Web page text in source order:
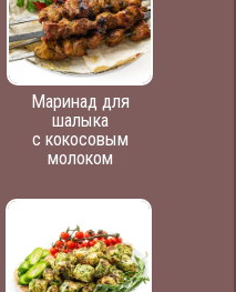
Маринад для
шалыка
с кокосовым
молоком